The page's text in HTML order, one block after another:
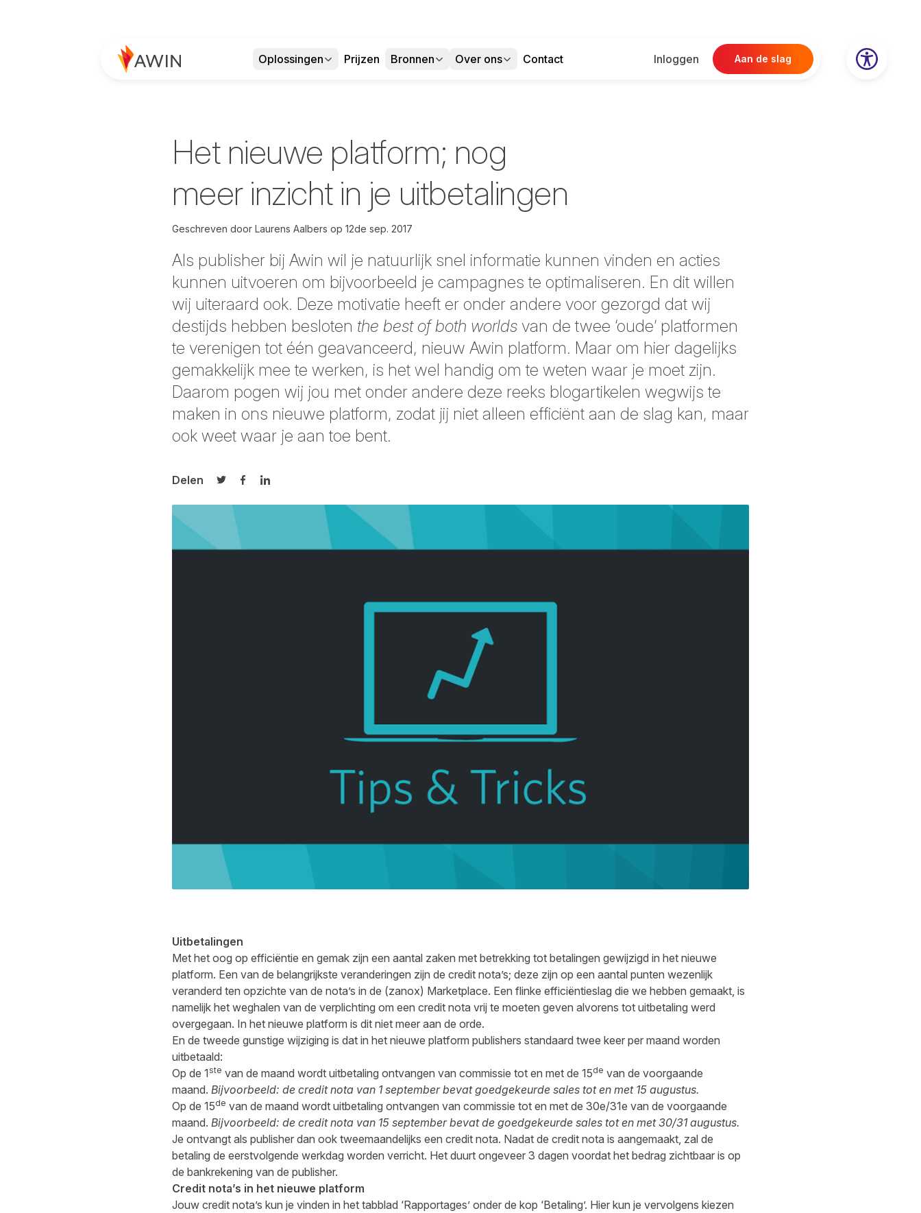
Oplossingen Prijzen Bronnen Over ons Contact Inloggen Aan de slag
Het nieuwe platform; nog
meer inzicht in je uitbetalingen
Geschreven door Laurens Aalbers op 12de sep. 2017
Als publisher bij Awin wil je natuurlijk snel informatie kunnen vinden en acties
kunnen uitvoeren om bijvoorbeeld je campagnes te optimaliseren. En dit willen
wij uiteraard ook. Deze motivatie heeft er onder andere voor gezorgd dat wij
destijds hebben besloten the best of both worldsvan de twee ‘oude’ platformen
te verenigen tot één geavanceerd, nieuw Awin platform. Maar om hier dagelijks
gemakkelijk mee te werken, is het wel handig om te weten waar je moet zijn.
Daarom pogen wij jou met onder andere deze reeks blogartikelen wegwijs te
maken in ons nieuwe platform, zodat jij niet alleen efficiënt aan de slag kan, maar
ook weet waar je aan toe bent.
Delen
Delen op Twitter
Delen op Facebook
Delen op LinkedIn
Uitbetalingen
Met het oog op efficiëntie en gemak zijn een aantal zaken met betrekking tot betalingen gewijzigd in het nieuwe
platform. Een van de belangrijkste veranderingen zijn de credit nota’s; deze zijn op een aantal punten wezenlijk
veranderd ten opzichte van de nota’s in de (zanox) Marketplace. Een flinke efficiëntieslag die we hebben gemaakt, is
namelijk het weghalen van de verplichting om een credit nota vrij te moeten geven alvorens tot uitbetaling werd
overgegaan. In het nieuwe platform is dit niet meer aan de orde.
En de tweede gunstige wijziging is dat in het nieuwe platform publishers standaard twee keer per maand worden
uitbetaald:
Op de 1ste van de maand wordt uitbetaling ontvangen van commissie tot en met de 15de van de voorgaande
maand. Bijvoorbeeld: de credit nota van 1 september bevat goedgekeurde sales tot en met 15 augustus.
Op de 15de van de maand wordt uitbetaling ontvangen van commissie tot en met de 30e/31e van de voorgaande
maand. Bijvoorbeeld: de credit nota van 15 september bevat de goedgekeurde sales tot en met 30/31 augustus.
Je ontvangt als publisher dan ook tweemaandelijks een credit nota. Nadat de credit nota is aangemaakt, zal de
betaling de eerstvolgende werkdag worden verricht. Het duurt ongeveer 3 dagen voordat het bedrag zichtbaar is op
de bankrekening van de publisher.
Credit nota’s in het nieuwe platform
Jouw credit nota’s kun je vinden in het tabblad ‘Rapportages’ onder de kop ‘Betaling’. Hier kun je vervolgens kiezen